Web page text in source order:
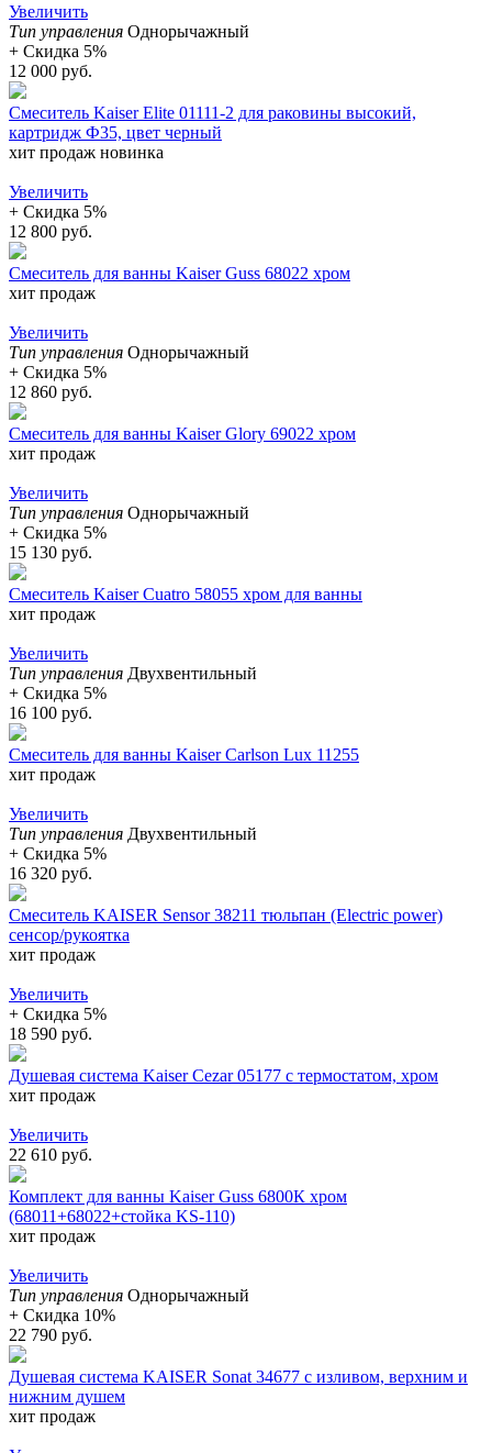
Увеличить
Тип управления Однорычажный
+ Cкидка 5%
12 000 руб.
Смеситель Kaiser Elite 01111-2 для раковины высокий,
картридж Ф35, цвет черный
хит продаж новинка
Увеличить
+ Cкидка 5%
12 800 руб.
Смеситель для ванны Kaiser Guss 68022 хром
хит продаж
Увеличить
Тип управления Однорычажный
+ Cкидка 5%
12 860 руб.
Смеситель для ванны Kaiser Glory 69022 хром
хит продаж
Увеличить
Тип управления Однорычажный
+ Cкидка 5%
15 130 руб.
Смеситель Kaiser Cuatro 58055 хром для ванны
хит продаж
Увеличить
Тип управления Двухвентильный
+ Cкидка 5%
16 100 руб.
Смеситель для ванны Kaiser Carlson Lux 11255
хит продаж
Увеличить
Тип управления Двухвентильный
+ Cкидка 5%
16 320 руб.
Смеситель KAISER Sensor 38211 тюльпан (Electric power)
сенсор/рукоятка
хит продаж
Увеличить
+ Cкидка 5%
18 590 руб.
Душевая система Kaiser Cezar 05177 с термостатом, хром
хит продаж
Увеличить
22 610 руб.
Комплект для ванны Kaiser Guss 6800К хром
(68011+68022+стойка KS-110)
хит продаж
Увеличить
Тип управления Однорычажный
+ Cкидка 10%
22 790 руб.
Душевая система KAISER Sonat 34677 с изливом, верхним и
нижним душем
хит продаж